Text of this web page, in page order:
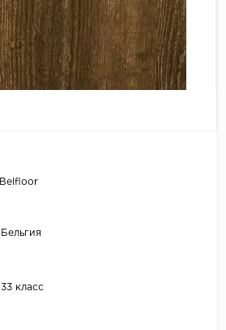
Dolce Flooring
ECO Parquet
Belfloor
Бельгия
33 класс